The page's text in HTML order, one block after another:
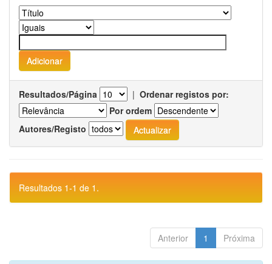
Resultados/Página | Ordenar registos por:
Por ordem
Autores/Registo
Resultados 1-1 de 1.
Anterior 1 Próxima